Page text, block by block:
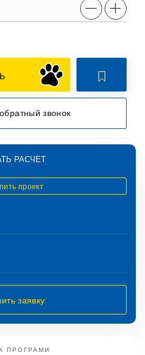
звонок
РАСЧЕТ
проект
заявку
ПРОГРАМИ